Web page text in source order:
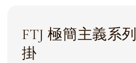
FTJ 極簡主義系
掛